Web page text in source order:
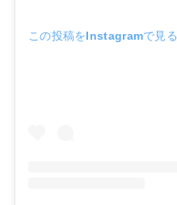
この投稿をInstagramで見る